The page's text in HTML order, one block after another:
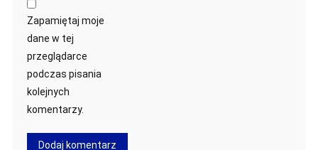
Zapamiętaj moje
dane w tej
przeglądarce
podczas pisania
kolejnych
komentarzy.